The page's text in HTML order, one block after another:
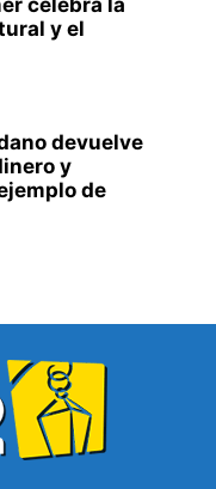
y el
devuelve
y
de